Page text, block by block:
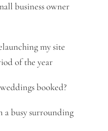
business owner
my site
of the year
booked?
a busy surrounding